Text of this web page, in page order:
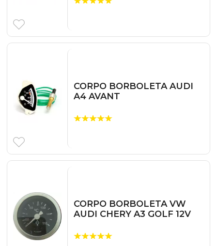
CORPO BORBOLETA AUDI
A4 AVANT
CORPO BORBOLETA VW
AUDI CHERY A3 GOLF 12V